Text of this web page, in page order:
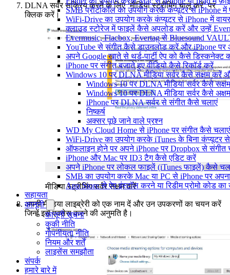
SMB प्रोटोकॉल का उपयोग करके कंप्यूटर से iPhone
WiFi-Drive का उपयोग करके कंप्यूटर से iPhone में
क्लाउड स्टोरेज में फाइलें कैसे अपलोड करें और उन्हें
Evermusic, Flacbox, Evertag से Bluesound
YouTube से संगीत कैसे डाउनलोड करें और iPhone
अपने Google खाते से थर्ड-पार्टी ऐप को कैसे डिस्कनेक्ट
iPhone पर संगीत बजाते हुए वीडियो कैसे रिकॉर्ड करें
Windows 10 पर DLNA मीडिया सर्वर कैसे सक्षम करें
Windows 10 पर DLNA मीडिया सर्वर कैसे
Windows 10 पर DLNA मीडिया सर्वर कैसे
iPhone पर DLNA सर्वर से संगीत कैसे चलाएं
निष्कर्ष
अक्सर पूछे जाने वाले प्रश्न
WD My Cloud Home से iPhone पर संगीत कैसे चलाएं
WiFi-Drive का उपयोग करके iTunes के बिना कंप्यूटर
ऑफलाइन होने पर अपने iPhone पर Dropbox से संगीत
iPhone और Mac पर ID3 टैग कैसे एडिट करें
अपने iPhone पर लोकल फाइलें (iTunes फाइलें) कैसे
SMB का उपयोग करके Mac या PC से iPhone पर
App Store से ऐप इंस्टॉल करने या रिडीम प्रोमो कोड
सहायता
कानूनी
कानूनी सूचना
कुकी नीति
गोपनीयता नीति
नियम और शर्तें
लाइसेंस समझौता
संपर्क
हमारे बारे में
DLNA सर्वर सक्रिय करने के लिए ‘मीडिया स्ट्रीमिंग चालू करें’ पर
क्लिक करें।
मीडिया स्ट्रीमिंग सर्वर सक्षम करें
अपनी मीडिया लाइब्रेरी को एक नाम दें और उन उपकरणों का चयन करें
जिन्हें इसे एक्सेस करने की अनुमति है।